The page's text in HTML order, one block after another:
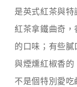
是英式紅茶與特
紅茶拿鐵曲奇
的口味；有些
與煙燻紅椒香
不是個特別愛